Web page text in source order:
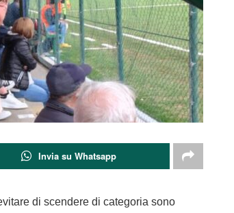
Invia su Whatsapp
di scendere di categoria sono